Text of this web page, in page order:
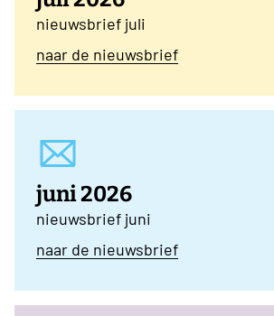
nieuwsbrief juli
naar de nieuwsbrief
juni 2026
nieuwsbrief juni
naar de nieuwsbrief